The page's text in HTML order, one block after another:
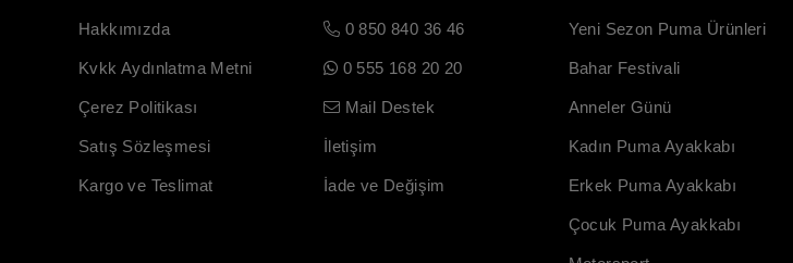
Hakkımızda
Kvkk Aydınlatma Metni
Çerez Politikası
Satış Sözleşmesi
Kargo ve Teslimat
0 850 840 36 46
0 555 168 20 20
Mail Destek
İletişim
İade ve Değişim
Yeni Sezon Puma Ürünleri
Bahar Festivali
Anneler Günü
Kadın Puma Ayakkabı
Erkek Puma Ayakkabı
Çocuk Puma Ayakkabı